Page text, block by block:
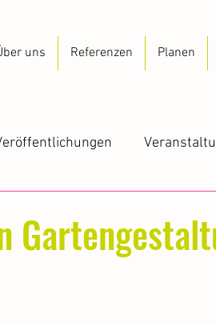
uns Referenzen Planen